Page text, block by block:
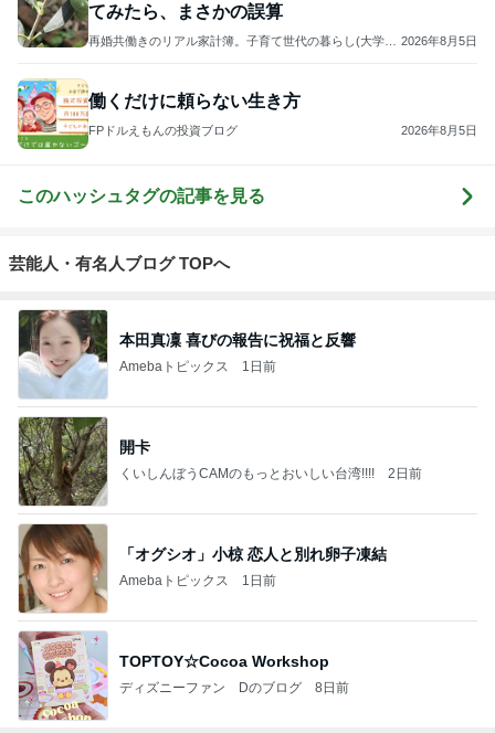
てみたら、まさかの誤算
再婚共働きのリアル家計簿。子育て世代の暮らし(大学受
2026年8月5日
働くだけに頼らない生き方
FPドルえもんの投資ブログ 2026年8月5日
このハッシュタグの記事を見る
芸能人・有名人ブログ TOPへ
本田真凜 喜びの報告に祝福と反響
Amebaトピックス 1日前
開卡
くいしんぼうCAMのもっとおいしい台湾!!!! 2日前
「オグシオ」小椋 恋人と別れ卵子凍結
Amebaトピックス 1日前
TOPTOY☆Cocoa Workshop
ディズニーファン Dのブログ 8日前